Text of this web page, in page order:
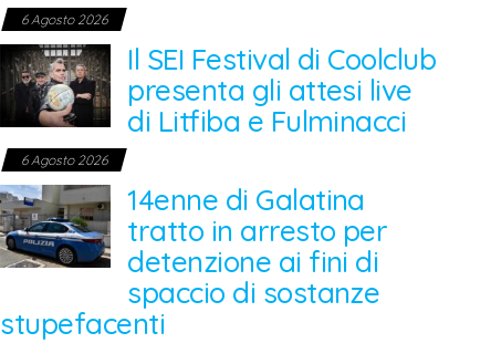
6 Agosto 2026
Il SEI Festival di Coolclub
presenta gli attesi live
di Litfiba e Fulminacci
6 Agosto 2026
14enne di Galatina
tratto in arresto per
detenzione ai fini di
spaccio di sostanze
stupefacenti